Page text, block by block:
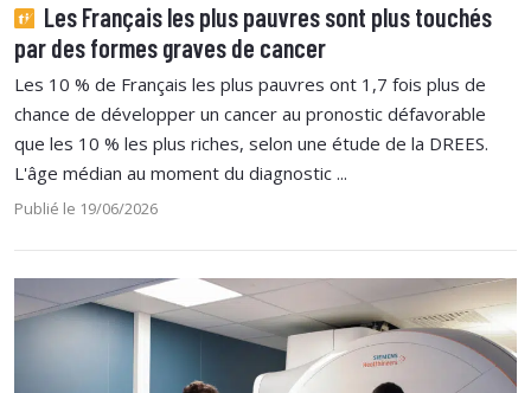
Les Français les plus pauvres sont plus touchés
par des formes graves de cancer
Les 10 % de Français les plus pauvres ont 1,7 fois plus de
chance de développer un cancer au pronostic défavorable
que les 10 % les plus riches, selon une étude de la DREES.
L'âge médian au moment du diagnostic ...
Publié le 19/06/2026